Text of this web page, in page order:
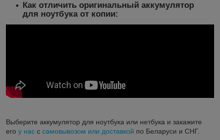
Как отличить оригинальный аккумулятор
для ноутбука от копии:
Выберите аккумулятор для ноутбука или нетбука и закажите
его у нас с самовывозом или доставкой по Беларуси и СНГ.